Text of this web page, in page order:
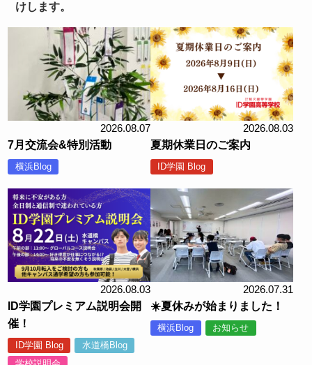
けします。
2026.08.07
7月交流会&特別活動
横浜Blog
2026.08.03
夏期休業日のご案内
ID学園 Blog
2026.08.03
ID学園プレミアム説明会開
催！
ID学園 Blog
水道橋Blog
2026.07.31
☀️夏休みが始まりました！
横浜Blog お知らせ